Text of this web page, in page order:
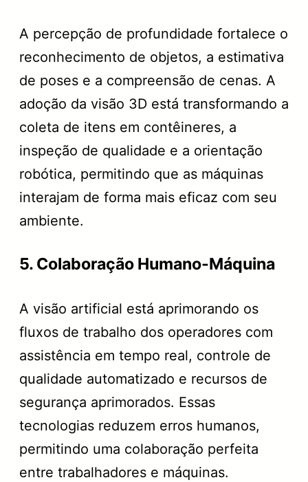
A percepção de profundidade fortalece o
reconhecimento de objetos, a estimativa
de poses e a compreensão de cenas. A
adoção da visão 3D está transformando a
coleta de itens em contêineres, a
inspeção de qualidade e a orientação
robótica, permitindo que as máquinas
interajam de forma mais eficaz com seu
ambiente.
5. Colaboração Humano-Máquina
A visão artificial está aprimorando os
fluxos de trabalho dos operadores com
assistência em tempo real, controle de
qualidade automatizado e recursos de
segurança aprimorados. Essas
tecnologias reduzem erros humanos,
permitindo uma colaboração perfeita
entre trabalhadores e máquinas.